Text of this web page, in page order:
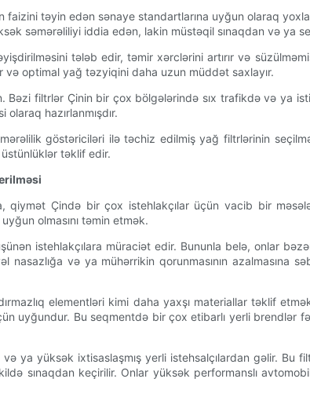
təyin edən sənaye standartlarına uyğun olaraq
səmərəliliyi iddia edən, lakin müstəqil sınaqdan və ya
tələb edir, təmir xərclərini artırır və
optimal yağ təzyiqini daha uzun müddət saxlayır.
filtrlər Çinin bir çox bölgələrində sıx trafikdə və ya
hazırlanmışdır.
göstəriciləri ilə təchiz edilmiş yağ filtrlərinin
təklif edir.
Çində bir çox istehlakçılar üçün vacib bir
olmasını təmin etmək.
istehlakçılara müraciət edir. Bununla belə, onlar
və ya mühərrikin qorunmasının azalmasına
elementləri kimi daha yaxşı materiallar təklif
uyğundur. Bu seqmentdə bir çox etibarlı yerli
ya yüksək ixtisaslaşmış yerli istehsalçılardan gəlir. Bu
sınaqdan keçirilir. Onlar yüksək performanslı